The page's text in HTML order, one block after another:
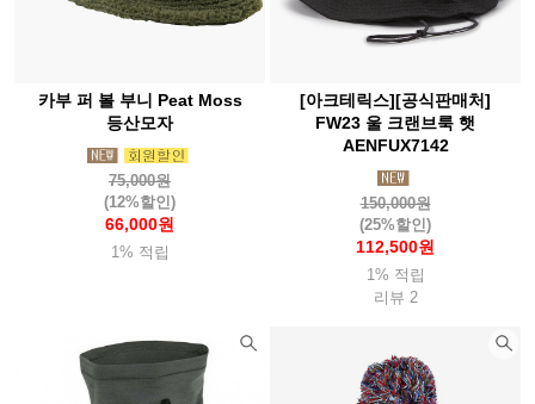
카부 퍼 볼 부니 Peat Moss
등산모자
75,000원
(12%할인)
66,000원
1% 적립
[아크테릭스][공식판매처]
FW23 울 크랜브룩 햇
AENFUX7142
150,000원
(25%할인)
112,500원
1% 적립
리뷰 2